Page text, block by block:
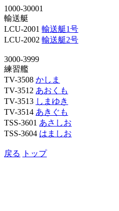
1000-30001
輸送艇
LCU-2001 輸送艇1号
LCU-2002 輸送艇2号
3000-3999
練習艦
TV-3508 かしま
TV-3512 あおくも
TV-3513 しまゆき
TV-3514 あきぐも
TSS-3601 あさしお
TSS-3604 はましお
戻る トップ